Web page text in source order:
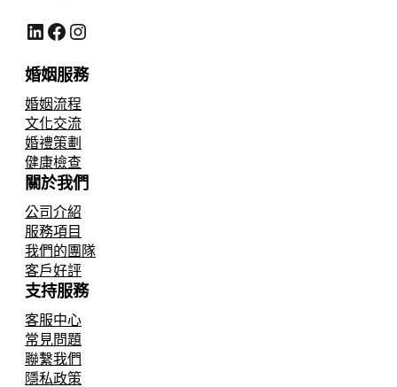
LinkedIn Facebook Instagram
婚姻服務
婚姻流程
文化交流
婚禮策劃
健康檢查
關於我們
公司介紹
服務項目
我們的團隊
客戶好評
支持服務
客服中心
常見問題
聯繫我們
隱私政策